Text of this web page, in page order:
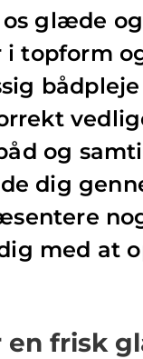
glæde
topform
og
dig
med at
en frisk